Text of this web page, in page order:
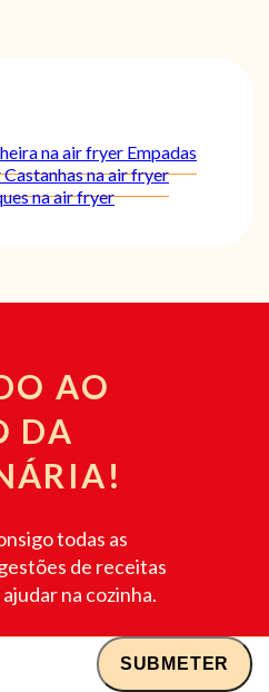
na air fryer Empadas
Castanhas na air fryer
na air fryer
AO
DA
todas as
de receitas
na cozinha.